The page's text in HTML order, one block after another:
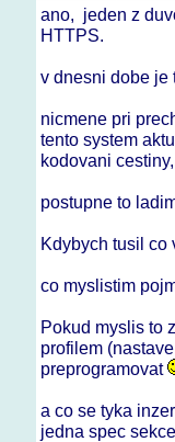
ano, jeden z
HTTPS.
v dnesni dobe je
nicmene pri
tento system
kodovani
postupne to
Kdybych tusil co
co myslistim
Pokud myslis to
profilem
preprogramovat
a co se tyka
jedna spec